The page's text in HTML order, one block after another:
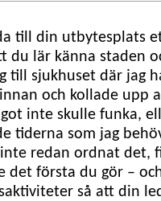
till din utbytesplats
du lär känna staden
till sjukhuset där jag
och kollade upp
inte skulle funka,
tiderna som jag
redan ordnat det,
det första du gör –
så att din